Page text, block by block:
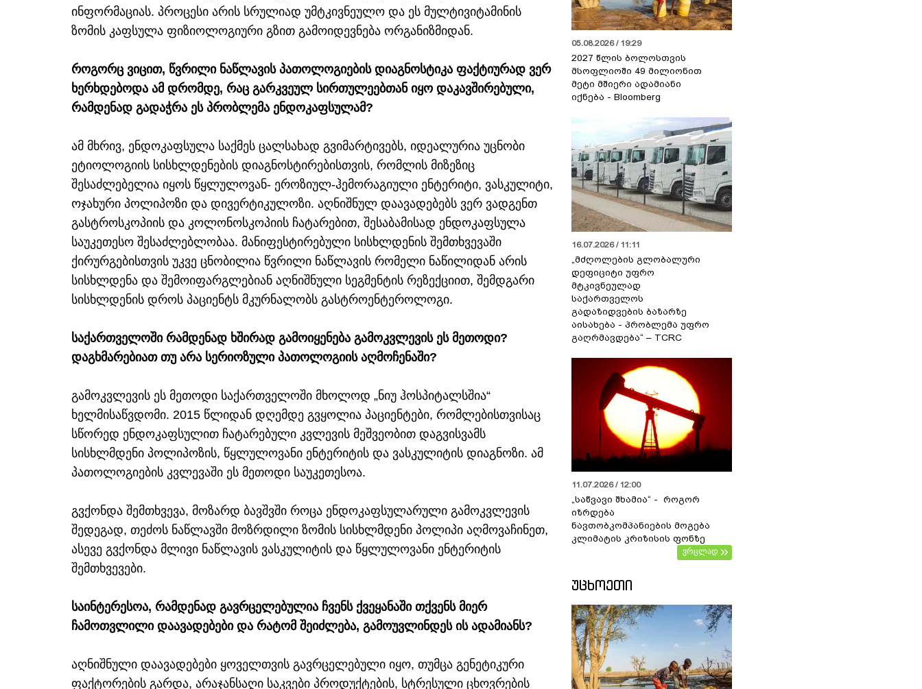
ინფორმაციას. პროცესი არის სრულიად უმტკივნეულო და ეს მულტივიტამინის
ზომის კაფსულა ფიზიოლოგიური გზით გამოიდევნება ორგანიზმიდან.
როგორც ვიცით, წვრილი ნაწლავის პათოლოგიების დიაგნოსტიკა ფაქტიურად ვერ
ხერხდებოდა ამ დრომდე, რაც გარკვეულ სირთულეებთან იყო დაკავშირებული,
რამდენად გადაჭრა ეს პრობლემა ენდოკაფსულამ?
ამ მხრივ, ენდოკაფსულა საქმეს ცალსახად გვიმარტივებს, იდეალურია უცნობი
ეტიოლოგიის სისხლდენების დიაგნოსტირებისთვის, რომლის მიზეზიც
შესაძლებელია იყოს წყლულოვან- ეროზიულ-ჰემორაგიული ენტერიტი, ვასკულიტი,
ოჯახური პოლიპოზი და დივერტიკულოზი. აღნიშნულ დაავადებებს ვერ ვადგენთ
გასტროსკოპიის და კოლონოსკოპიის ჩატარებით, შესაბამისად ენდოკაფსულა
საუკეთესო შესაძლებლობაა. მანიფესტირებული სისხლდენის შემთხვევაში
ქირურგებისთვის უკვე ცნობილია წვრილი ნაწლავის რომელი ნაწილიდან არის
სისხლდენა და შემოიფარგლებიან აღნიშნული სეგმენტის რეზექციით, შემდგარი
სისხლდენის დროს პაციენტს მკურნალობს გასტროენტეროლოგი.
საქართველოში რამდენად ხშირად გამოიყენება გამოკვლევის ეს მეთოდი?
დაგხმარებიათ თუ არა სერიოზული პათოლოგიის აღმოჩენაში?
გამოკვლევის ეს მეთოდი საქართველოში მხოლოდ „ნიუ ჰოსპიტალსშია“
ხელმისაწვდომი. 2015 წლიდან დღემდე გვყოლია პაციენტები, რომლებისთვისაც
სწორედ ენდოკაფსულით ჩატარებული კვლევის მეშვეობით დაგვისვამს
სისხლმდენი პოლიპოზის, წყლულოვანი ენტერიტის და ვასკულიტის დიაგნოზი. ამ
პათოლოგიების კვლევაში ეს მეთოდი საუკეთესოა.
გვქონდა შემთხვევა, მოზარდ ბავშვში როცა ენდოკაფსულარული გამოკვლევის
შედეგად, თეძოს ნაწლავში მოზრდილი ზომის სისხლმდენი პოლიპი აღმოვაჩინეთ,
ასევე გვქონდა მლივი ნაწლავის ვასკულიტის და წყლულოვანი ენტერიტის
შემთხვევები.
საინტერესოა, რამდენად გავრცელებულია ჩვენს ქვეყანაში თქვენს მიერ
ჩამოთვლილი დაავადებები და რატომ შეიძლება, გამოუვლინდეს ის ადამიანს?
აღნიშნული დაავადებები ყოველთვის გავრცელებული იყო, თუმცა გენეტიკური
ფაქტორების გარდა, არაჯანსაღი საკვები პროდუქტების, სტრესული ცხოვრების
05.08.2026 / 19:29
2027 წლის ბოლოსთვის
მსოფლიოში 49 მილიონით
მეტი მშიერი ადამიანი
იქნება - Bloomberg
16.07.2026 / 11:11
„მძღოლების გლობალური
დეფიციტი უფრო
მტკივნეულად
საქართველოს
გადაზიდვების ბაზარზე
აისახება - პრობლემა უფრო
გაღრმავდება“ – TCRC
11.07.2026 / 12:00
„საწვავი შხამია“ - როგორ
იზრდება
ნავთობკომპანიების მოგება
კლიმატის კრიზისის ფონზე
ვრცლად
ᲣᲪᲮᲝᲔᲗᲘ